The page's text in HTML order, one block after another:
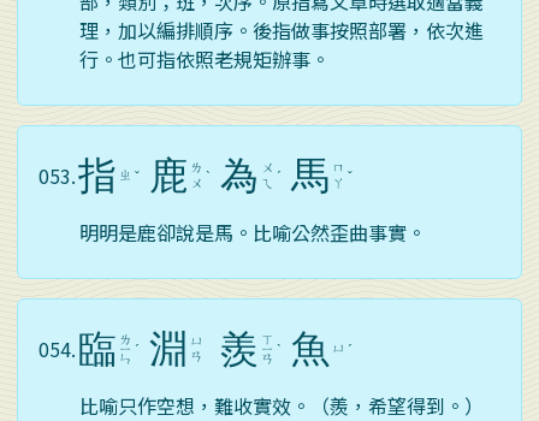
理，加以編排順序。後指做事按照部署，依次進
行。也可指依照老規矩辦事。
053.指 ㄓ ˇ 鹿 ㄌ
ㄨ ˋ 為 ㄨ
ㄟ
ˊ 馬 ㄇ
ㄚ ˇ
明明是鹿卻說是馬。比喻公然歪曲事實。
054.臨 ㄌ
ㄧ
ㄣ
ˊ 淵 ㄩ
ㄢ
羨 ㄒ
ㄧ
ㄢ
ˋ 魚 ㄩ ˊ
比喻只作空想，難收實效。（羨，希望得到。）